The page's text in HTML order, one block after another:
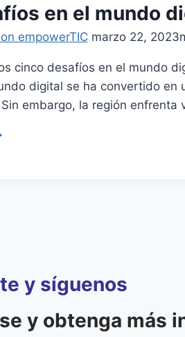
en el mundo
empowerTIC marzo 22, 2023
cinco desafíos en el mundo
digital se ha convertido en
embargo, la región enfrenta
y síguenos
y obtenga más